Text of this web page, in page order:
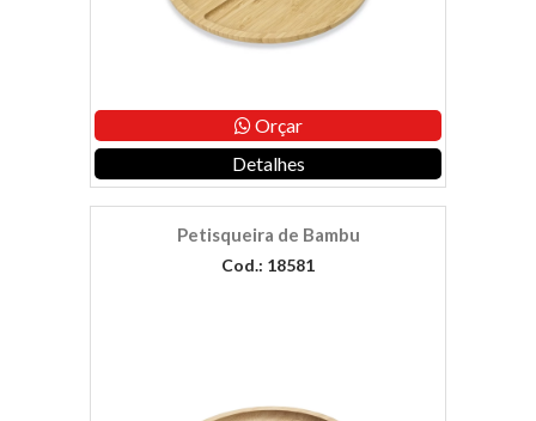
Orçar
Detalhes
Petisqueira de Bambu
Cod.: 18581